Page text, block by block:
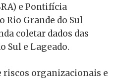
e Pontifícia
Rio Grande do Sul
coletar dados das
Sul e Lageado.
riscos organizacionais e